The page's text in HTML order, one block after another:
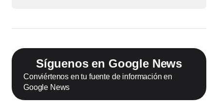
Síguenos en Google News
Conviértenos en tu fuente de información en
Google News